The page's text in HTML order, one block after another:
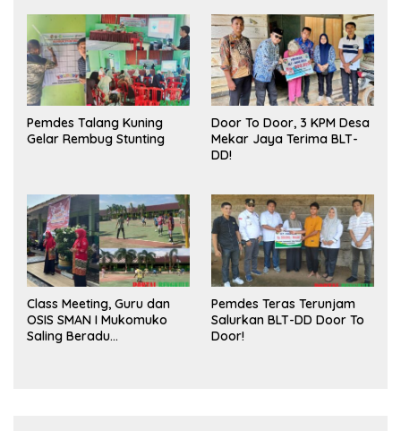
Pasar
Pemdes Talang Kuning
Gelar Rembug Stunting
Door To Door, 3 KPM Desa
Mekar Jaya Terima BLT-
DD!
Class Meeting, Guru dan
OSIS SMAN I Mukomuko
Saling Beradu
Pemdes Teras Terunjam
Salurkan BLT-DD Door To
Door!